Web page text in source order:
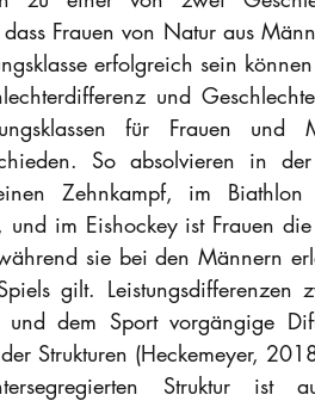
Frauen von Natur aus
erfolgreich sein
und
für Frauen und
So absolvieren in
Zehnkampf, im
im Eishockey ist Frauen
sie bei den Männern
gilt. Leistungsdifferenzen
dem Sport vorgängige
Strukturen (Heckemeyer,
Struktur ist